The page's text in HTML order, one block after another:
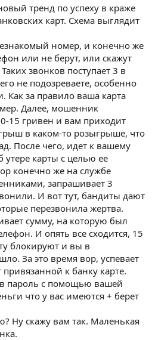
тренд по успеху в краже
карт. Схема выглядит
номер, и конечно же
или не берут, или скажут
звонков поступает 3 в
не подозреваете, особенно
Как за правило ваша карта
Далее, мошенник
15 гривен и вам приходит
в каком-то розыгрыше, что
После чего, идет к вашему
утере карты с целью ее
конечно же на службе
запрашивает 3
И вот тут, бандиты дают
перезвонила жертва.
сумму, на которую был
И опять все сходится, 15
блокируют и вы в
За это время вор, успевает
к банку карте.
пароль с помощью вашей
что у вас имеются + берет
Ну скажу вам так. Маленькая